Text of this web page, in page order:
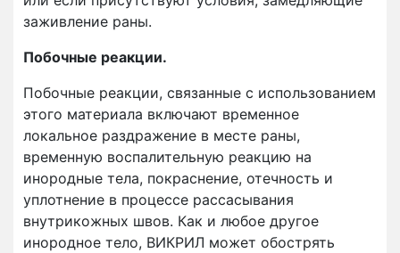
заживление раны.
Побочные реакции.
Побочные реакции, связанные с использованием
этого материала включают временное
локальное раздражение в месте раны,
временную воспалительную реакцию на
инородные тела, покраснение, отечность и
уплотнение в процессе рассасывания
внутрикожных швов. Как и любое другое
инородное тело, ВИКРИЛ может обострять